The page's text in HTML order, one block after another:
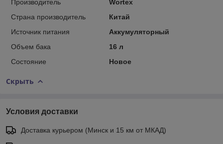
Производитель
Wortex
Страна производитель
Китай
Источник питания
Аккумуляторный
Объем бака
16 л
Состояние
Новое
Скрыть
Условия доставки
Доставка курьером (Минск и 15 км от МКАД)